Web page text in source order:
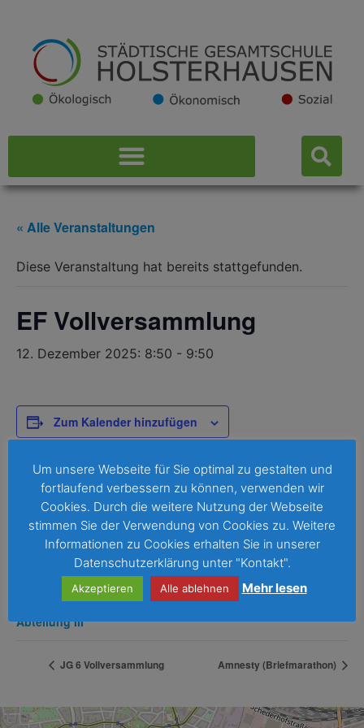
« Alle Veranstaltungen
Diese Veranstaltung hat bereits stattgefunden.
EF Vollversammlung
12. Dezember 2025: 8:50 - 9:50
Zum Kalender hinzufügen
DETAILS
Datum:
12. Dezember 2025
8:50 - 9:50
Veranstaltungskategorie:
Abteilung III
JG 6 Vollversammlung Amnesty (Briefmarathon)
Um unsere Webseite für Sie optimal zu gestalten und
fortlaufend verbessern zu können, verwenden wir
Cookies. Durch die weitere Nutzung der Webseite
stimmen Sie der Verwendung von Cookies zu. Weitere
Informationen zu Cookies erhalten Sie in unserer
Datenschutzerklärung unter "Kontakt".
Akzeptieren Alle ablehnen Mehr lesen